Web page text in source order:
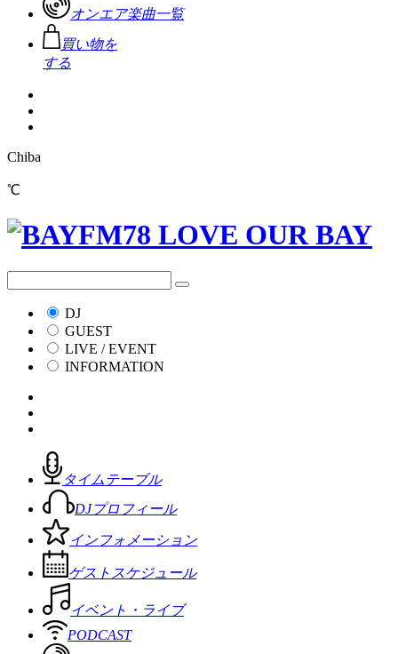
オンエア楽曲一覧
買い物を
する
Chiba
℃
DJ
GUEST
LIVE / EVENT
INFORMATION
タイムテーブル
DJプロフィール
インフォメーション
ゲストスケジュール
イベント・ライブ
PODCAST